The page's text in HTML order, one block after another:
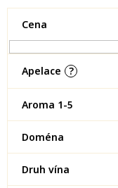
Cena
Apelace ?
Aroma 1-5
Doména
Druh vína